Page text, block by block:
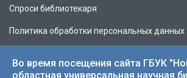
Спроси библиотекаря
Политика обработки персональных данных
Во время посещения сайта ГБУК
областная универсальная научная